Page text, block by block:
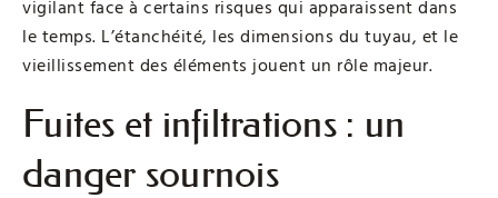
vigilant face à certains risques qui apparaissent dans
le temps. L’étanchéité, les dimensions du tuyau, et le
vieillissement des éléments jouent un rôle majeur.
Fuites et infiltrations : un
danger sournois